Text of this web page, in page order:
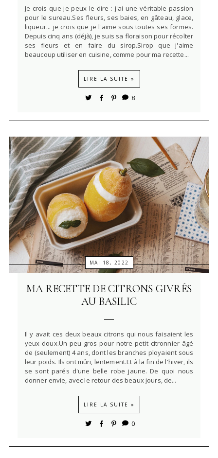
Je crois que je peux le dire : j'ai une véritable passion
pour le sureau.Ses fleurs, ses baies, en gâteau, glace,
liqueur... je crois que je l'aime sous toutes ses formes.
Depuis cinq ans (déjà), je suis sa floraison pour récolter
ses fleurs et en faire du sirop.Sirop que j'aime
beaucoup utiliser en cuisine, comme pour ma recette...
LIRE LA SUITE »
8
MAI 18, 2022
MA RECETTE DE CITRONS GIVRÉS
AU BASILIC
Il y avait ces deux beaux citrons qui nous faisaient les
yeux doux.Un peu gros pour notre petit citronnier âgé
de (seulement) 4 ans, dont les branches ployaient sous
leur poids. Ils ont mûri, lentement.Et à la fin de l'hiver, ils
se sont parés d'une belle robe jaune. De quoi nous
donner envie, avec le retour des beaux jours, de...
LIRE LA SUITE »
0